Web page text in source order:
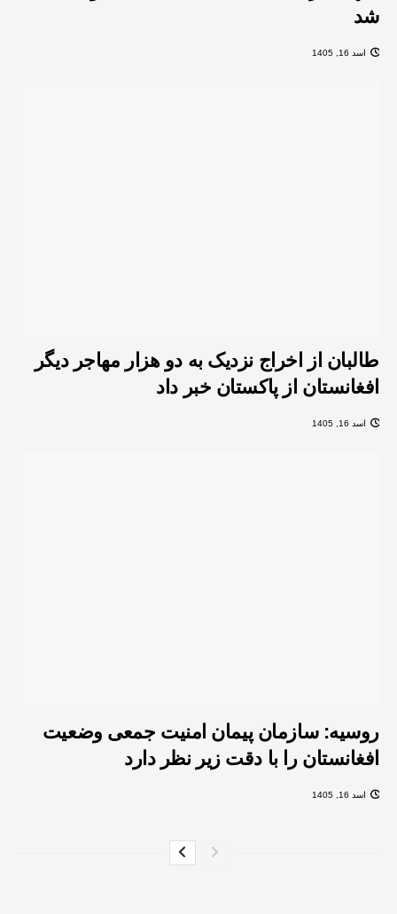
شد
اسد 16, 1405
طالبان از اخراج نزدیک به دو هزار مهاجر دیگر
افغانستان از پاکستان خبر داد
اسد 16, 1405
روسیه: سازمان پیمان امنیت جمعی وضعیت
افغانستان را با دقت زیر نظر دارد
اسد 16, 1405